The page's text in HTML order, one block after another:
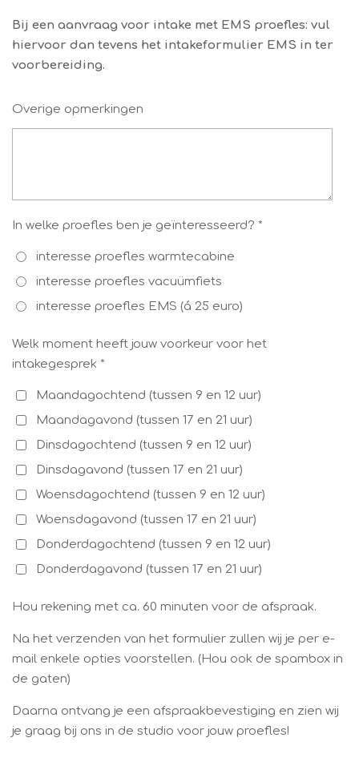
Bij een aanvraag voor intake met EMS proefles: vul
hiervoor dan tevens het intakeformulier EMS in ter
voorbereiding.
Overige opmerkingen
In welke proefles ben je geïnteresseerd? *
interesse proefles warmtecabine
interesse proefles vacuümfiets
interesse proefles EMS (á 25 euro)
Welk moment heeft jouw voorkeur voor het
intakegesprek *
Maandagochtend (tussen 9 en 12 uur)
Maandagavond (tussen 17 en 21 uur)
Dinsdagochtend (tussen 9 en 12 uur)
Dinsdagavond (tussen 17 en 21 uur)
Woensdagochtend (tussen 9 en 12 uur)
Woensdagavond (tussen 17 en 21 uur)
Donderdagochtend (tussen 9 en 12 uur)
Donderdagavond (tussen 17 en 21 uur)
Hou rekening met ca. 60 minuten voor de afspraak.
Na het verzenden van het formulier zullen wij je per e-
mail enkele opties voorstellen. (Hou ook de spambox in
de gaten)
Daarna ontvang je een afspraakbevestiging en zien wij
je graag bij ons in de studio voor jouw proefles!